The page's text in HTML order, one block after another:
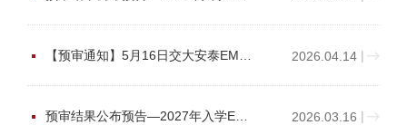
【预审通知】5月16日交大安泰EMBA早鸟批预审！报考攻略请查收，助你从容出发 2026.04.14 |
预审结果公布预告—2027年入学EMBA 3月14日批次 2026.03.16 |